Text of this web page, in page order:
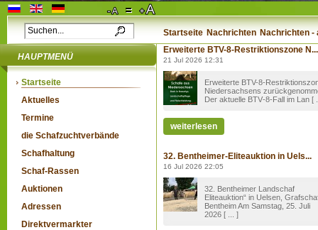
Startseite Nachrichten Nachrichten -
HAUPTMENÜ
Startseite
Aktuelles
Termine
die Schafzuchtverbände
Schafhaltung
Schaf-Rassen
Auktionen
Adressen
Direktvermarkter
Erweiterte BTV-8-Restriktionszone N...
21 Jul 2026 12:31
Erweiterte BTV-8-
Niedersachsens
Der aktuelle BTV‑8-Fall im Lan [
weiterlesen
32. Bentheimer-Eliteauktion in Uels...
16 Jul 2026 22:05
32. Bentheimer Landschaf
Eliteauktion“ in Uelsen,
Bentheim Am Samstag, 25. Juli
2026 [ ... ]